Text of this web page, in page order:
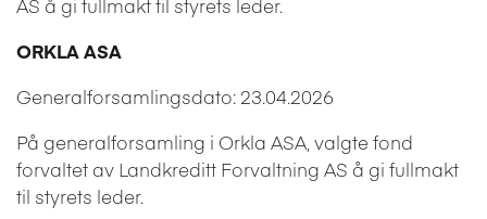
ORKLA ASA
Generalforsamlingsdato: 23.04.2026
På generalforsamling i Orkla ASA, valgte fond
forvaltet av Landkreditt Forvaltning AS å gi fullmakt
til styrets leder.